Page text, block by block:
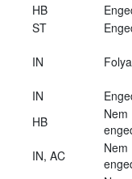
HB
ST
IN
IN
HB
Nem
IN, AC
Nem